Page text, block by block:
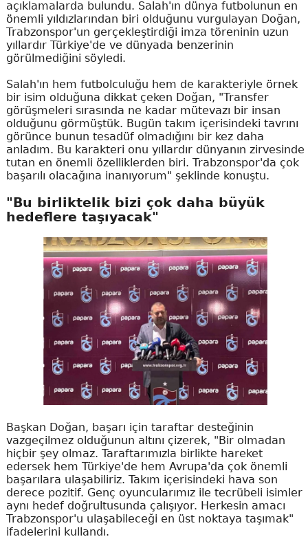
açıklamalarda bulundu. Salah'ın dünya futbolunun en
önemli yıldızlarından biri olduğunu vurgulayan Doğan,
Trabzonspor'un gerçekleştirdiği imza töreninin uzun
yıllardır Türkiye'de ve dünyada benzerinin
görülmediğini söyledi.
Salah'ın hem futbolculuğu hem de karakteriyle örnek
bir isim olduğuna dikkat çeken Doğan, "Transfer
görüşmeleri sırasında ne kadar mütevazı bir insan
olduğunu görmüştük. Bugün takım içerisindeki tavrını
görünce bunun tesadüf olmadığını bir kez daha
anladım. Bu karakteri onu yıllardır dünyanın zirvesinde
tutan en önemli özelliklerden biri. Trabzonspor'da çok
başarılı olacağına inanıyorum" şeklinde konuştu.
"Bu birliktelik bizi çok daha büyük
hedeflere taşıyacak"
Başkan Doğan, başarı için taraftar desteğinin
vazgeçilmez olduğunun altını çizerek, "Bir olmadan
hiçbir şey olmaz. Taraftarımızla birlikte hareket
edersek hem Türkiye'de hem Avrupa'da çok önemli
başarılara ulaşabiliriz. Takım içerisindeki hava son
derece pozitif. Genç oyuncularımız ile tecrübeli isimler
aynı hedef doğrultusunda çalışıyor. Herkesin amacı
Trabzonspor'u ulaşabileceği en üst noktaya taşımak"
ifadelerini kullandı.